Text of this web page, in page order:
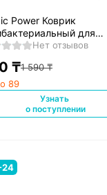
Power Коврик
для
1 шт. МР-612
Нет отзывов
₸1 590₸
89
Узнать
о поступлении